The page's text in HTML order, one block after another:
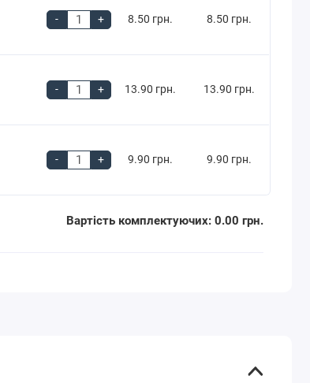
- + 8.50 грн. 8.50 грн.
- + 13.90 грн. 13.90 грн.
- + 9.90 грн. 9.90 грн.
Вартість комплектуючих: 0.00 грн.